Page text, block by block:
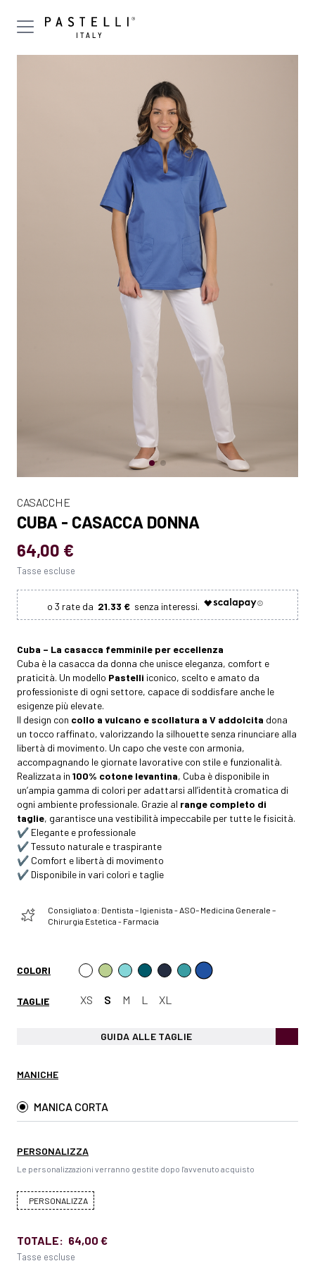
CASACCHE
CUBA - CASACCA DONNA
64,00 €
Tasse escluse
21.33 €
Cuba – La casacca femminile per eccellenza
Cuba è la casacca da donna che unisce eleganza, comfort e
praticità. Un modello Pastelli iconico, scelto e amato da
professioniste di ogni settore, capace di soddisfare anche le
esigenze più elevate.
Il design con collo a vulcano e scollatura a V addolcita dona
un tocco raffinato, valorizzando la silhouette senza rinunciare alla
libertà di movimento. Un capo che veste con armonia,
accompagnando le giornate lavorative con stile e funzionalità.
Realizzata in 100% cotone levantina, Cuba è disponibile in
un’ampia gamma di colori per adattarsi all’identità cromatica di
ogni ambiente professionale. Grazie al range completo di
taglie, garantisce una vestibilità impeccabile per tutte le fisicità.
✔️ Elegante e professionale
✔️ Tessuto naturale e traspirante
✔️ Comfort e libertà di movimento
✔️ Disponibile in vari colori e taglie
Consigliato a: Dentista – Igienista - ASO– Medicina Generale –
Chirurgia Estetica - Farmacia
COLORI
TAGLIE XS S M L XL
GUIDA ALLE TAGLIE
MANICHE
MANICA CORTA
PERSONALIZZA
Le personalizzazioni verranno gestite dopo l'avvenuto acquisto
PERSONALIZZA
TOTALE: 64,00 €
Tasse escluse